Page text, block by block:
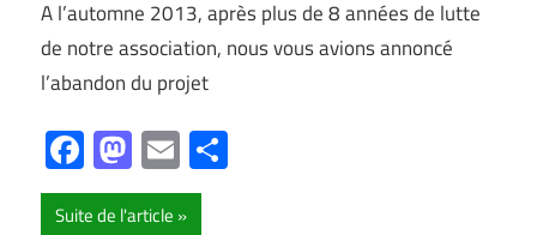
A l’automne 2013, après plus de 8 années de lutte
de notre association, nous vous avions annoncé
l’abandon du projet
Facebook
Mastodon
Email
Suite de l'article